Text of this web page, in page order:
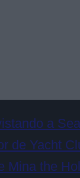
a
de Yacht
Mina the